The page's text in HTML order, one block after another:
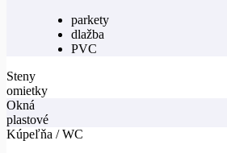
parkety
dlažba
PVC
Steny
omietky
Okná
plastové
Kúpeľňa / WC